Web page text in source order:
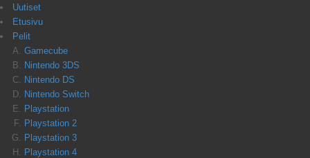
Uutiset
Etusivu
Pelit
Gamecube
Nintendo 3DS
Nintendo DS
Nintendo Switch
Playstation
Playstation 2
Playstation 3
Playstation 4